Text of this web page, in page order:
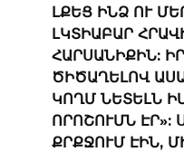
ԼՔԵՑ ԻՆՁ ՈՒ
ԼԿՏԻԱԲԱՐ
ՀԱՐՍԱՆԻՔԻՆ:
ԾԻԾԱՂԵԼՈՎ
ԿՈՂՄ ՆԵՏԵԼՆ
ՈՐՈՇՈՒՄՆ ԷՐ»:
ՔՐՔՋՈՒՄ ԷԻՆ,